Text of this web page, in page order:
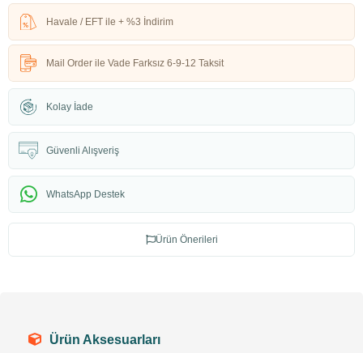
Havale / EFT ile + %3 İndirim
Mail Order ile Vade Farksız 6-9-12 Taksit
Kolay İade
Güvenli Alışveriş
WhatsApp Destek
Ürün Önerileri
Ürün Aksesuarları